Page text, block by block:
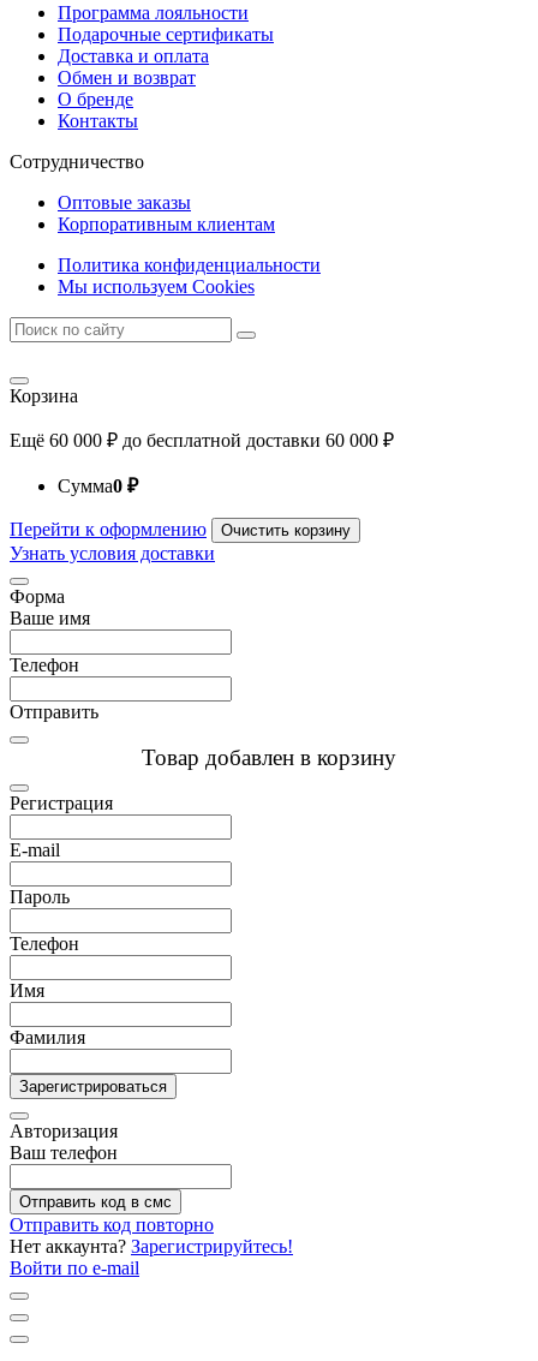
Программа лояльности
Подарочные сертификаты
Доставка и оплата
Обмен и возврат
О бренде
Контакты
Сотрудничество
Оптовые заказы
Корпоративным клиентам
Политика конфиденциальности
Мы используем Cookies
Корзина
Ещё 60 000 ₽ до бесплатной доставки 60 000 ₽
Сумма0 ₽
Перейти к оформлению Очистить корзину
Узнать условия доставки
Форма
Ваше имя
Телефон
Отправить
Товар добавлен в корзину
Регистрация
E-mail
Пароль
Телефон
Имя
Фамилия
Зарегистрироваться
Авторизация
Ваш телефон
Отправить код в смс
Отправить код повторно
Нет аккаунта? Зарегистрируйтесь!
Войти по e-mail